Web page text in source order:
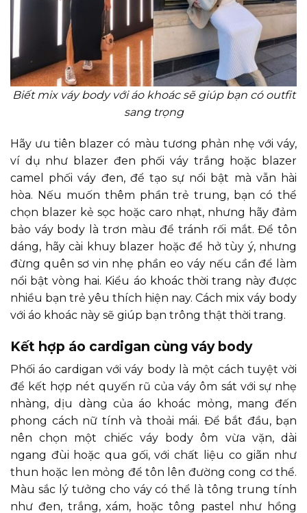
Biết mix váy body với áo khoác sẽ giúp bạn có outfit
sang trọng
Hãy ưu tiên blazer có màu tương phản nhẹ với váy,
ví dụ như blazer đen phối váy trắng hoặc blazer
camel phối váy đen, để tạo sự nổi bật mà vẫn hài
hòa. Nếu muốn thêm phần trẻ trung, bạn có thể
chọn blazer kẻ sọc hoặc caro nhạt, nhưng hãy đảm
bảo váy body là trơn màu để tránh rối mắt. Để tôn
dáng, hãy cài khuy blazer hoặc để hở tùy ý, nhưng
đừng quên sơ vin nhẹ phần eo váy nếu cần để làm
nổi bật vòng hai. Kiểu áo khoác thời trang này được
nhiều bạn trẻ yêu thích hiện nay. Cách mix váy body
với áo khoác này sẽ giúp bạn trông thật thời trang.
Kết hợp áo cardigan cùng váy body
Phối áo cardigan với váy body là một cách tuyệt vời
để kết hợp nét quyến rũ của váy ôm sát với sự nhẹ
nhàng, dịu dàng của áo khoác mỏng, mang đến
phong cách nữ tính và thoải mái. Để bắt đầu, bạn
nên chọn một chiếc váy body ôm vừa vặn, dài
ngang đùi hoặc qua gối, với chất liệu co giãn như
thun hoặc len mỏng để tôn lên đường cong cơ thể.
Màu sắc lý tưởng cho váy có thể là tông trung tính
như đen, trắng, xám, hoặc tông pastel như hồng